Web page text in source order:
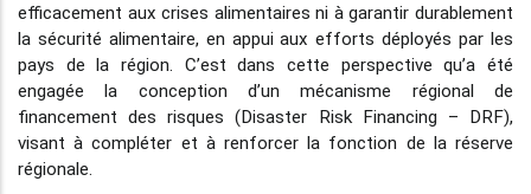
efficacement aux crises alimentaires ni à garantir durablement
la sécurité alimentaire, en appui aux efforts déployés par les
pays de la région. C’est dans cette perspective qu’a été
engagée la conception d’un mécanisme régional de
financement des risques (Disaster Risk Financing – DRF),
visant à compléter et à renforcer la fonction de la réserve
régionale.